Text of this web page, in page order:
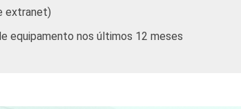
extranet)
equipamento nos últimos 12 meses